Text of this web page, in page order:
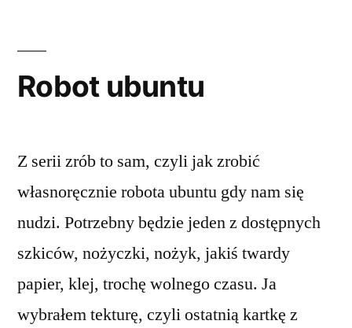
Robot ubuntu
Z serii zrób to sam, czyli jak zrobić
własnoręcznie robota ubuntu gdy nam się
nudzi. Potrzebny będzie jeden z dostępnych
szkiców, nożyczki, nożyk, jakiś twardy
papier, klej, trochę wolnego czasu. Ja
wybrałem tekturę, czyli ostatnią kartkę z